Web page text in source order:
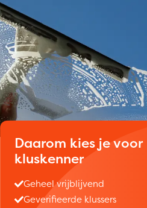
Daarom kies je voor
kluskenner
Geheel vrijblijvend
Geverifieerde klussers